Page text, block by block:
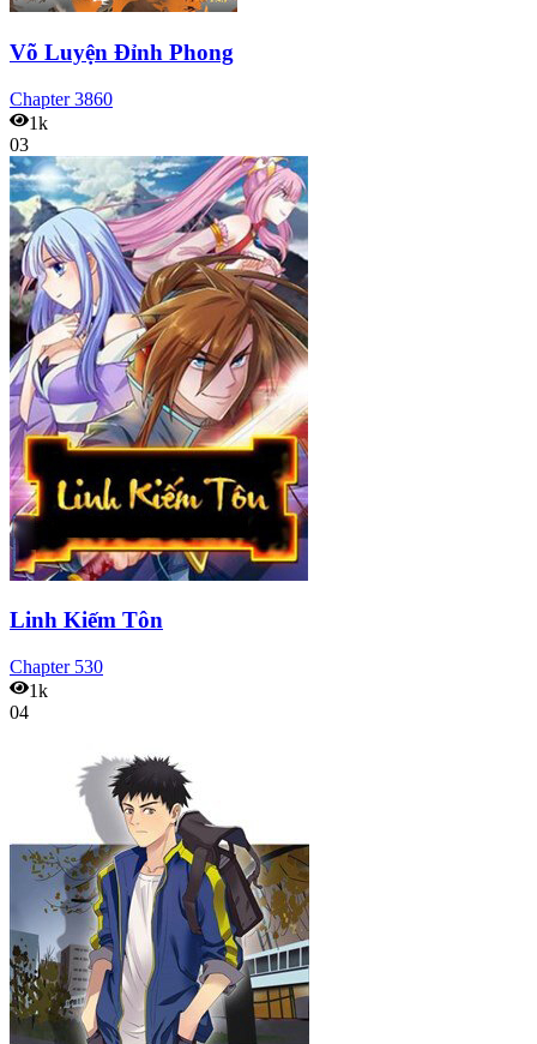
Võ Luyện Đỉnh Phong
Chapter3860
1k
03
Linh Kiếm Tôn
Chapter 530
1k
04